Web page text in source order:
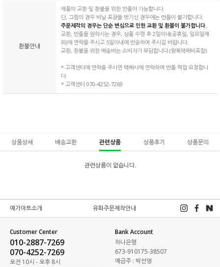
환불안내
제품의 교환 및 환불을 위한 반품이 가능합니다.
단, 그림의 경우 비닐 포장을 벗기신 경우에는 반품이 불가합니다.
주문제작의 경우는 단순 변심으로 인한 교환 및 환불이 불가합니다.
교환, 반품을 원하시는 경우, 상품 수령 후 2일이내(공휴일, 일요일제
외)에 연락을 주시고 5일이내에 반송하여 주시길 바랍니다.
교환, 환불을 위한 배송비는 소비자가 부담합니다.(왕복택배비포함)
* 고객센터에 연락을 주시면 택배사에 연락하여 반품 픽업 요청합니
다.
* 고객센터 070-4252-7269
상품상세 배송교환 관련상품 상품후기 상품문의
관련상품이 없습니다.
예가아트소개 유화주문제작안내
Customer Center
010-2887-7269
070-4252-7269
오전 10시 - 오후 8시
Bank Account
하나은행
673-910175-38507
예금주 : 박선영